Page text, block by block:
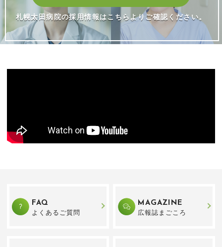
札幌太田病院の採用情報はこちらよりご確認ください。
FAQ
よくあるご質問
MAGAZINE
広報誌まごころ